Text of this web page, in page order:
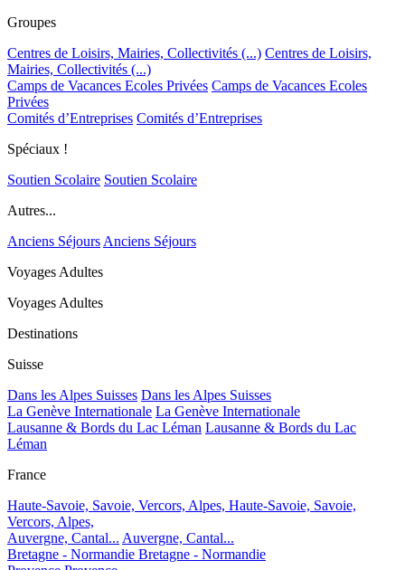
Groupes
Centres de Loisirs, Mairies, Collectivités (...) Centres de Loisirs,
Mairies, Collectivités (...)
Camps de Vacances Ecoles Privées Camps de Vacances Ecoles
Privées
Comités d’Entreprises Comités d’Entreprises
Spéciaux !
Soutien Scolaire Soutien Scolaire
Autres...
Anciens Séjours Anciens Séjours
Voyages Adultes
Voyages Adultes
Destinations
Suisse
Dans les Alpes Suisses Dans les Alpes Suisses
La Genève Internationale La Genève Internationale
Lausanne & Bords du Lac Léman Lausanne & Bords du Lac
Léman
France
Haute-Savoie, Savoie, Vercors, Alpes, Haute-Savoie, Savoie,
Vercors, Alpes,
Auvergne, Cantal... Auvergne, Cantal...
Bretagne - Normandie Bretagne - Normandie